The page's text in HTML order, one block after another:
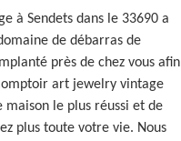
à Sendets dans le 33690 a
de débarras de
près de chez vous afin
art jewelry vintage
le plus réussi et de
plus toute votre vie. Nous